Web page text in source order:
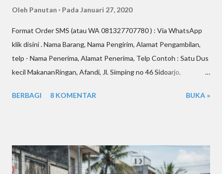
Oleh Panutan Pada Januari 27, 2020
Format Order SMS (atau WA 081327707780 ) : Via WhatsApp
klik disini . Nama Barang, Nama Pengirim, Alamat Pengambilan,
telp - Nama Penerima, Alamat Penerima, Telp Contoh : Satu Dus
kecil MakananRingan, Afandi, Jl. Simping no 46 Sidoarjo,
081245824196. Besok Pagi Dikirim ke 0 813 2770 7780 (Untuk
081327707780 - Arif, Pondok Buana Sidoarjo R1, 085806661138
, Kurir Sidoarjo | # - # | Memberikan layanan Kurir Dalam Kota
BERBAGI 8 KOMENTAR BUKA »